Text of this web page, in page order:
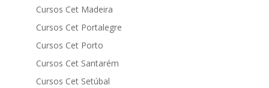
Cursos Cet Madeira
Cursos Cet Portalegre
Cursos Cet Porto
Cursos Cet Santarém
Cursos Cet Setúbal